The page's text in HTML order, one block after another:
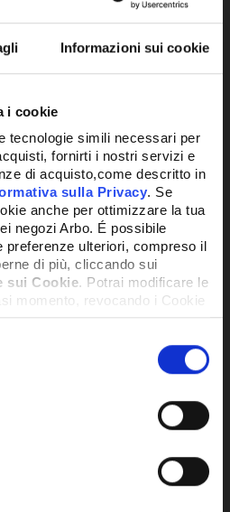
Informazioni sui cookie
i cookie
tecnologie simili necessari per
fornirti i nostri servizi e
di acquisto,come descritto in
sulla Privacy. Se
anche per ottimizzare la tua
negozi Arbo. É possibile
preferenze ulteriori, compreso il
di più, cliccando sui
sui Cookie. Potrai modificare le
momento, revocando i Cookie
direttamente dalle
L.750MM CON
8X1
interessarti